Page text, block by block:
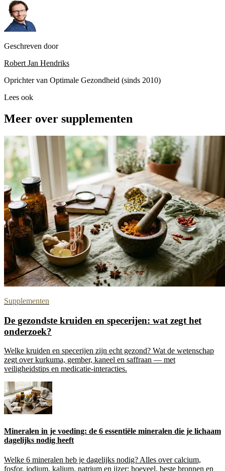
Geschreven door
Robert Jan Hendriks
Oprichter van Optimale Gezondheid (sinds 2010)
Lees ook
Meer over supplementen
Supplementen
De gezondste kruiden en specerijen: wat zegt het
onderzoek?
Welke kruiden en specerijen zijn echt gezond? Wat de wetenschap
zegt over kurkuma, gember, kaneel en saffraan — met
veiligheidstips en medicatie-interacties.
Mineralen in je voeding: de 6 essentiële mineralen die je lichaam
dagelijks nodig heeft
Welke 6 mineralen heb je dagelijks nodig? Alles over calcium,
fosfor, jodium, kalium, natrium en ijzer: hoeveel, beste bronnen en